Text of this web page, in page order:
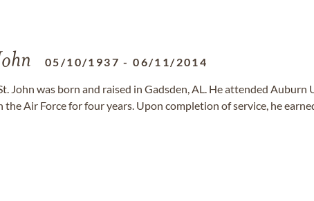
05/10/1937 -06/11/2014
John was born and raised in Gadsden, AL. He attended Auburn
the Air Force for four years. Upon completion of service, he